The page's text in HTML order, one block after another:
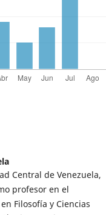
Central de Venezuela,
profesor en el
Filosofía y Ciencias